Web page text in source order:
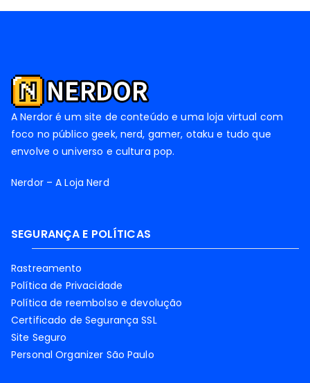
A Nerdor é um site de conteúdo e uma loja virtual com
foco no público geek, nerd, gamer, otaku e tudo que
envolve o universo e cultura pop.
Nerdor – A Loja Nerd
SEGURANÇA E POLÍTICAS
Rastreamento
Política de Privacidade
Política de reembolso e devolução
Certificado de Segurança SSL
Site Seguro
Personal Organizer São Paulo